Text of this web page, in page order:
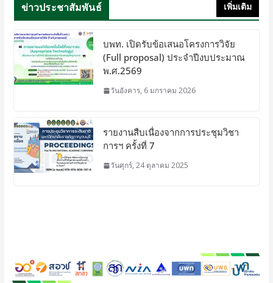
ข่าวประชาสัมพันธ์ เพิ่มเติม
บพท. เปิดรับข้อเสนอโครงการวิจัย
(Full proposal) ประจำปีงบประมาณ
พ.ศ.2569
วันอังคาร, 6 มกราคม 2026
รายงานสืบเนื่องจากการประชุมวิชา
การฯ ครั้งที่ 7
วันศุกร์, 24 ตุลาคม 2025